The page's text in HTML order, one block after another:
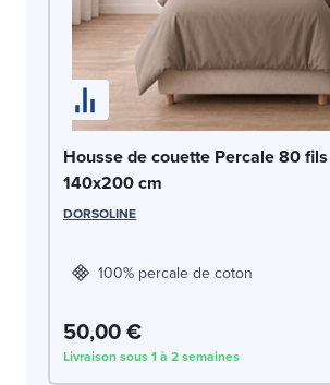
Housse de couette Percale 80
140x200 cm
DORSOLINE
100% percale de coton
50,00 €
Livraison sous 1 à 2 semaines